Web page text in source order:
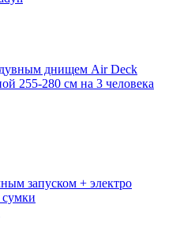
днищем Air Deck
255-280 см на 3 человека
запуском + электро